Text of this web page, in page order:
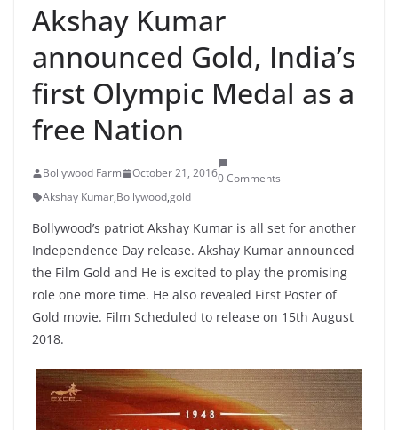
Akshay Kumar
announced Gold, India’s
first Olympic Medal as a
free Nation
Bollywood Farm October 21, 20160 Comments
Akshay Kumar,Bollywood,gold
Bollywood’s patriot Akshay Kumar is all set for another
Independence Day release. Akshay Kumar announced
the Film Gold and He is excited to play the promising
role one more time. He also revealed First Poster of
Gold movie. Film Scheduled to release on 15th August
2018.